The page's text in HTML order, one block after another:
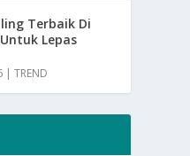
Terbaik Di
Lepas
|TREND